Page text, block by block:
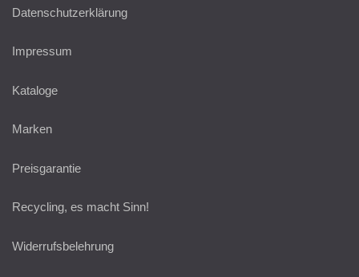
Datenschutzerklärung
Impressum
Kataloge
Marken
Preisgarantie
Recycling, es macht Sinn!
Widerrufsbelehrung